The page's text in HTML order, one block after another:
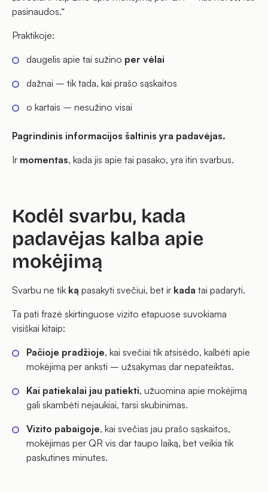
pasinaudos.“
Praktikoje:
daugelis apie tai sužino per vėlai
dažnai – tik tada, kai prašo sąskaitos
o kartais – nesužino visai
Pagrindinis informacijos šaltinis yra padavėjas.
Ir momentas, kada jis apie tai pasako, yra itin svarbus.
Kodėl svarbu, kada
padavėjas kalba apie
mokėjimą
Svarbu ne tik ką pasakyti svečiui, bet ir kada tai padaryti.
Ta pati frazė skirtinguose vizito etapuose suvokiama
visiškai kitaip:
Pačioje pradžioje, kai svečiai tik atsisėdo, kalbėti apie
mokėjimą per anksti – užsakymas dar nepateiktas.
Kai patiekalai jau patiekti, užuomina apie mokėjimą
gali skambėti nejaukiai, tarsi skubinimas.
Vizito pabaigoje, kai svečias jau prašo sąskaitos,
mokėjimas per QR vis dar taupo laiką, bet veikia tik
paskutines minutes.